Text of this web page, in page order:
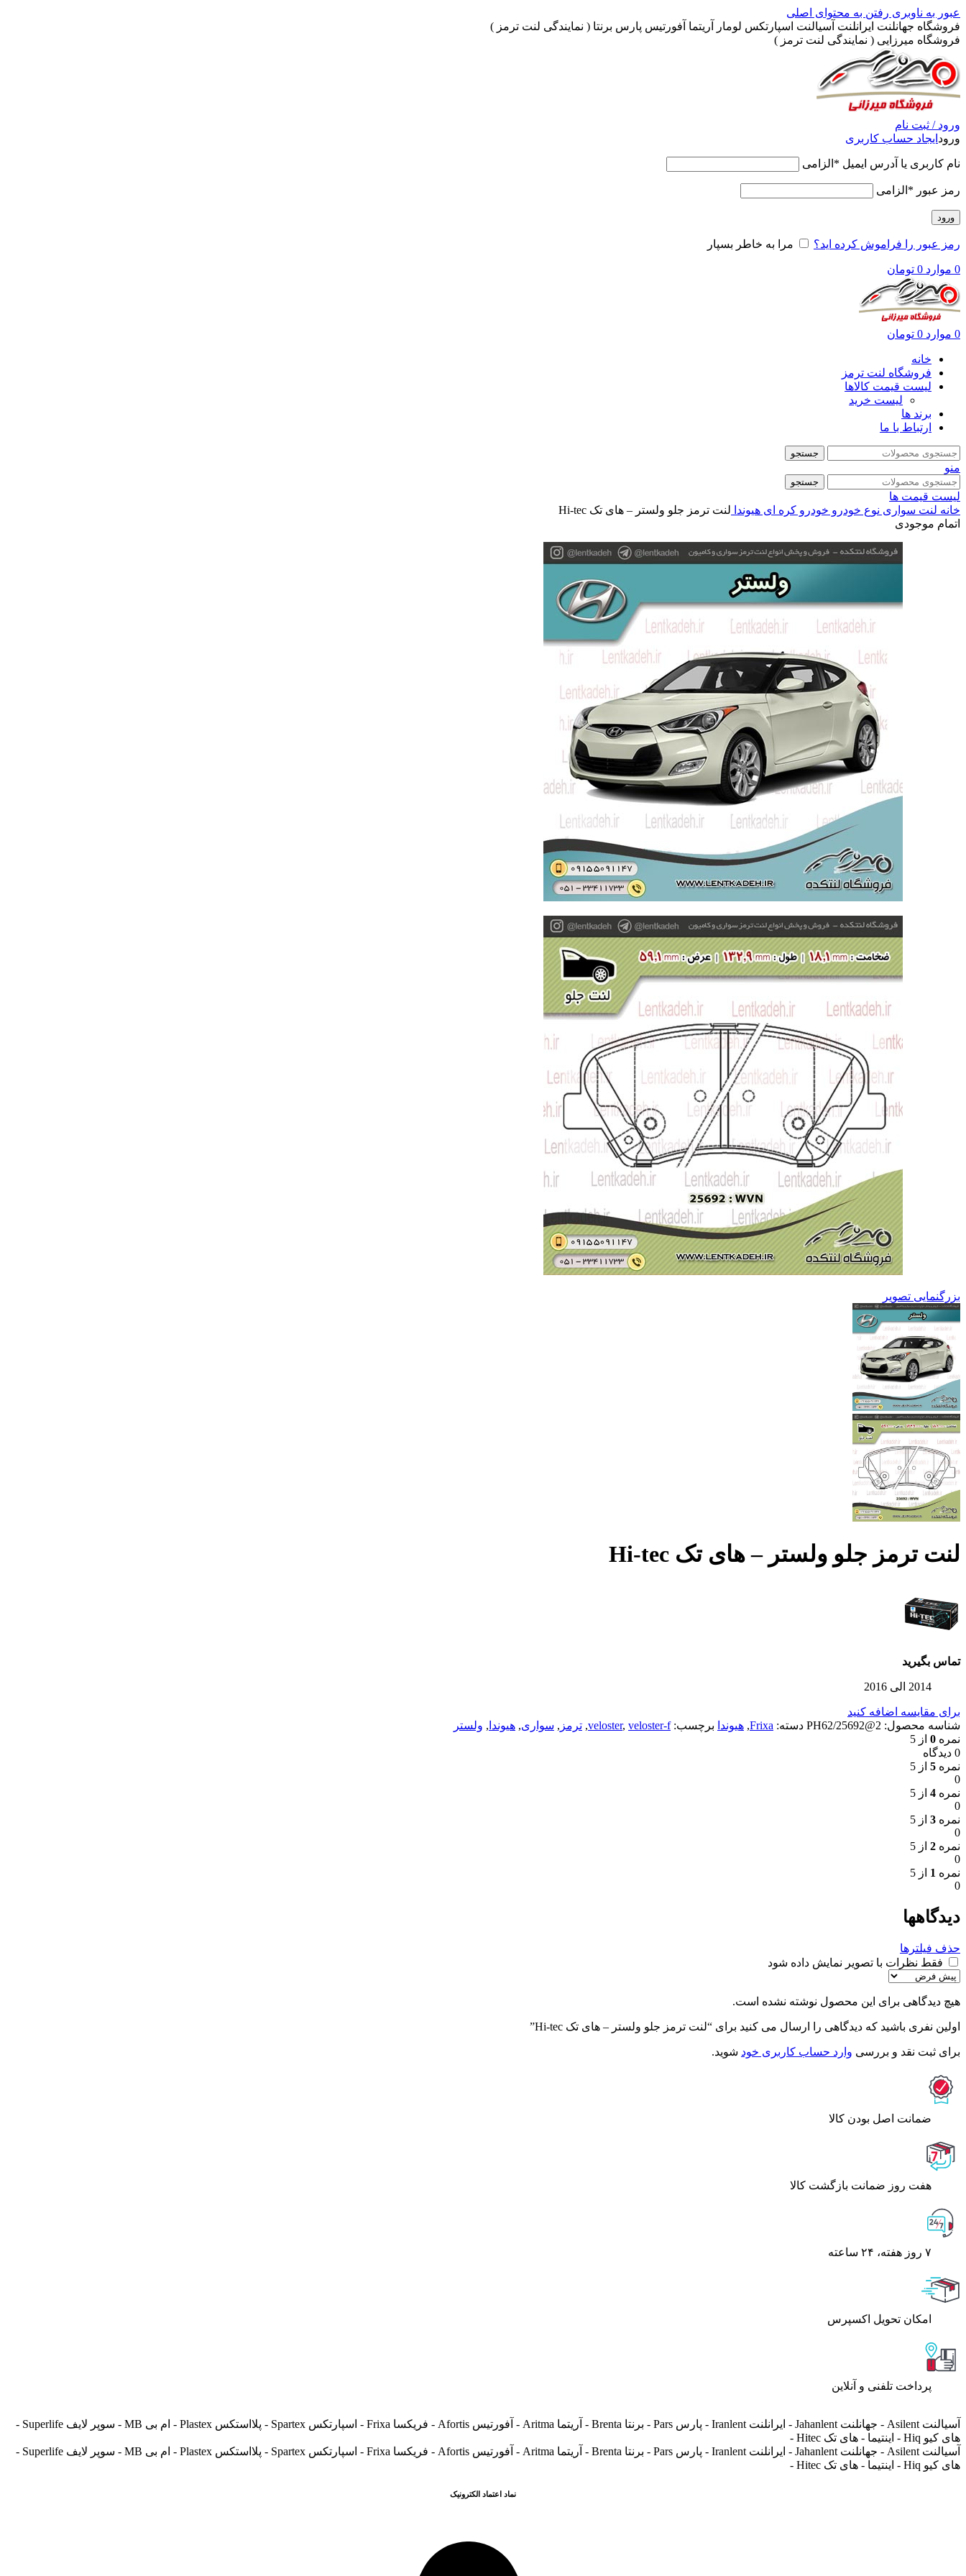
عبور به ناوبری رفتن به محتوای اصلی
فروشگاه جهانلنت ایرانلنت آسیالنت اسپارتکس لومار آریتما آفورتیس پارس برنتا ( نمایندگی لنت ترمز )
فروشگاه میرزایی ( نمایندگی لنت ترمز )
ورود / ثبت نام
ورود ایجاد حساب کاربری
نام کاربری یا آدرس ایمیل * الزامی
رمز عبور * الزامی
ورود
رمز عبور را فراموش کرده اید؟ مرا به خاطر بسپار
0 موارد 0 تومان
0 موارد 0 تومان
خانه
فروشگاه لنت ترمز
لیست قیمت کالاها
لیست خرید
برند ها
ارتباط با ما
جستجو
منو
جستجو
لیست قیمت ها
خانه لنت سواری نوع خودرو خودرو کره ای هیوندا لنت ترمز جلو ولستر – های تک Hi-tec
اتمام موجودی
بزرگنمایی تصویر
لنت ترمز جلو ولستر – های تک Hi-tec
تماس بگیرید
2014 الی 2016
برای مقایسه اضافه کنید
شناسه محصول: 2@PH62/25692 دسته: Frixa
, هیوندا برچسب: veloster, veloster-f
, ترمز , سواری, هیوندا , ولستر
نمره 0 از 5
0 دیدگاه
نمره 5 از 5
0
نمره 4 از 5
0
نمره 3 از 5
0
نمره 2 از 5
0
نمره 1 از 5
0
دیدگاهها
حذف فیلترها
فقط نظرات با تصویر نمایش داده شود
هیچ دیدگاهی برای این محصول نوشته نشده است.
اولین نفری باشید که دیدگاهی را ارسال می کنید برای “لنت ترمز جلو ولستر – های تک Hi-tec”
برای ثبت نقد و بررسی وارد حساب کاربری خود شوید.
ﺿﻤﺎﻧﺖ اﺻﻞ ﺑﻮدن ﮐﺎﻟﺎ
هفت روز ضمانت بازگشت کالا
۷ روز ﻫﻔﺘﻪ، ۲۴ ﺳﺎﻋﺘﻪ
اﻣﮑﺎن ﺗﺤﻮﯾﻞ اﮐﺴﭙﺮس
پرداخت تلفنی و آنلاین
آسیالنت Asilent - جهانلنت Jahanlent - ایرانلنت Iranlent - پارس Pars - برنتا Brenta - آریتما Aritma - آفورتیس Afortis - فریکسا Frixa - اسپارتکس Spartex - پلااستکس Plastex - ام بی MB - سوپر لایف Superlife -
های کیو Hiq - اینتیما - های تک Hitec -
آسیالنت Asilent - جهانلنت Jahanlent - ایرانلنت Iranlent - پارس Pars - برنتا Brenta - آریتما Aritma - آفورتیس Afortis - فریکسا Frixa - اسپارتکس Spartex - پلااستکس Plastex - ام بی MB - سوپر لایف Superlife -
های کیو Hiq - اینتیما - های تک Hitec -
نماد اعتماد الکترونیک